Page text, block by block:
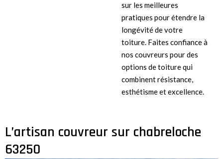
sur les meilleures
pratiques pour étendre la
longévité de votre
toiture. Faites confiance à
nos couvreurs pour des
options de toiture qui
combinent résistance,
esthétisme et excellence.
L’artisan couvreur sur chabreloche
63250